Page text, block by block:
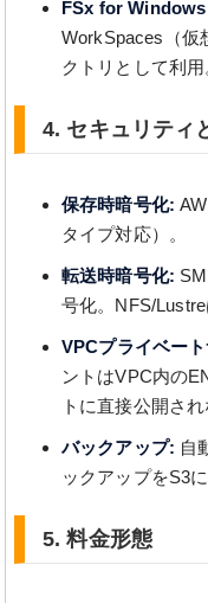
FSx for
WorkSpaces（仮
クトリとして利用
4. セキュリティ
保存時暗号化:
タイプ対応）。
転送時暗号化:
号化。NFS/Lustre
VPCプライベー
ントはVPC内の
トに直接公開され
バックアップ: 自
ックアップをS3に
5. 料金形態